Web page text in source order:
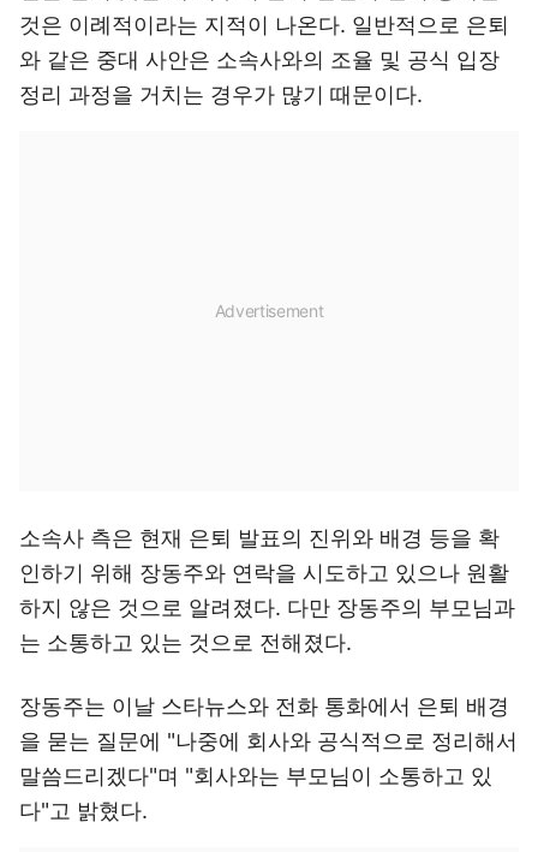
것은 이례적이라는 지적이 나온다. 일반적으로 은퇴
와 같은 중대 사안은 소속사와의 조율 및 공식 입장
정리 과정을 거치는 경우가 많기 때문이다.
소속사 측은 현재 은퇴 발표의 진위와 배경 등을 확
인하기 위해 장동주와 연락을 시도하고 있으나 원활
하지 않은 것으로 알려졌다. 다만 장동주의 부모님과
는 소통하고 있는 것으로 전해졌다.
장동주는 이날 스타뉴스와 전화 통화에서 은퇴 배경
을 묻는 질문에 "나중에 회사와 공식적으로 정리해서
말씀드리겠다"며 "회사와는 부모님이 소통하고 있
다"고 밝혔다.